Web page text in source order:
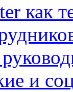
как
и